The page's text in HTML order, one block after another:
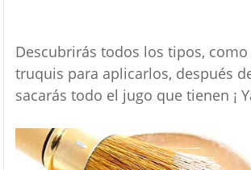
Descubrirás todos los tipos,
truquis para aplicarlos, después
sacarás todo el jugo que tienen ¡